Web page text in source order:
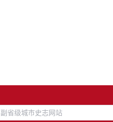
副省级城市史志网站